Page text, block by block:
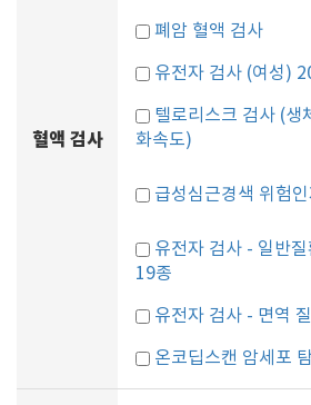
혈액 검사
폐암 혈액 검사
유전자 검사 (여성)
텔로리스크 검사 (생
화속도)
급성심근경색 위험
유전자 검사 - 일반
19종
유전자 검사 - 면역
온코딥스캔 암세포